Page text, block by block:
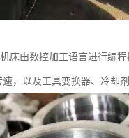
床由数控加工语言进行编
，以及工具变换器、冷却剂